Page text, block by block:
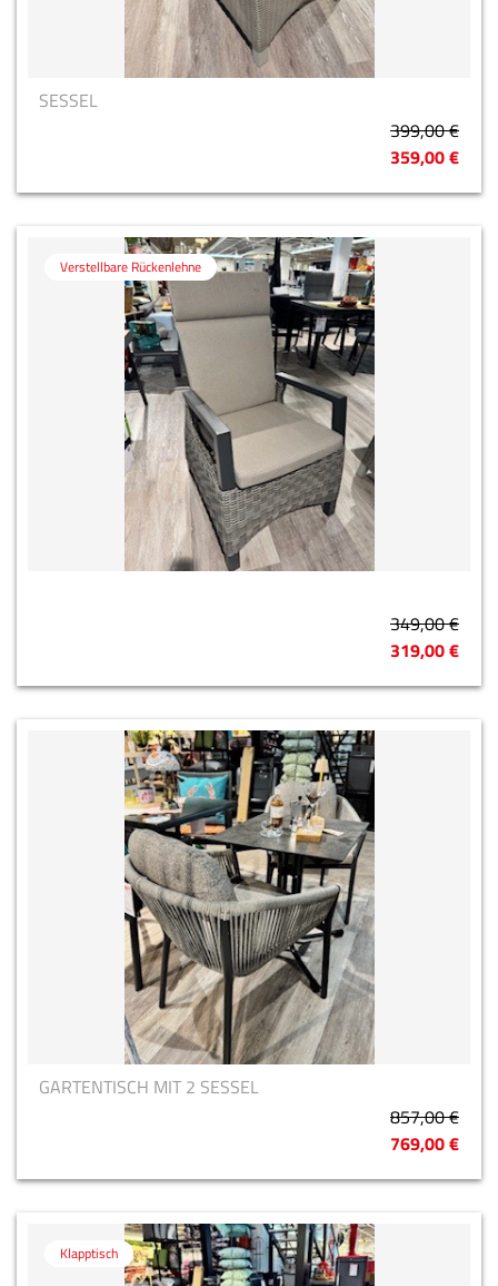
SESSEL
399,00 €
359,00 €
Verstellbare Rückenlehne
349,00 €
319,00 €
GARTENTISCH MIT 2 SESSEL
857,00 €
769,00 €
Klapptisch